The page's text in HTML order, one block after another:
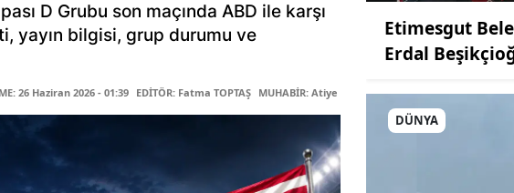
D Grubu son maçında ABD ile karşı
yayın bilgisi, grup durumu ve
26 Haziran 2026 - 01:39 EDİTÖR: Fatma TOPTAŞ MUHABİR: Atiye ARIKAN
Etimesgut
Erdal
DÜNYA